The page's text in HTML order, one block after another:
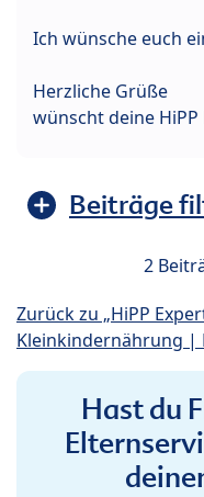
Ich wünsche euch
Herzliche Grüße
wünscht deine
Beiträge
2
Zurück zu „HiPP
Kleinkindernährung |
Hast du